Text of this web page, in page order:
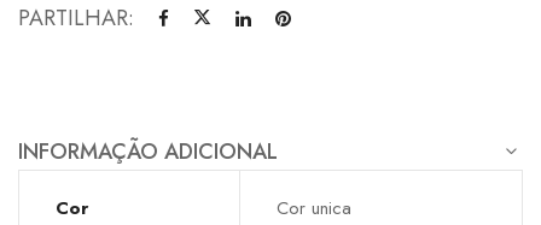
PARTILHAR:
INFORMAÇÃO ADICIONAL
Cor Cor unica